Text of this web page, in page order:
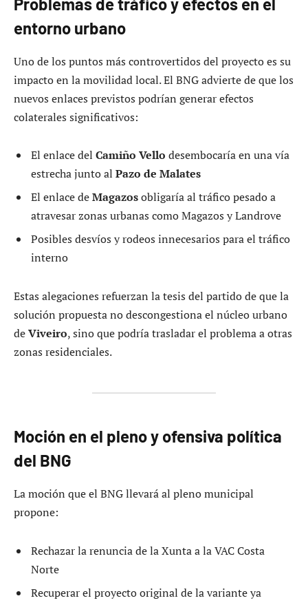
entorno urbano
Uno de los puntos más controvertidos del proyecto es su
impacto en la movilidad local. El BNG advierte de que los
nuevos enlaces previstos podrían generar efectos
colaterales significativos:
El enlace del Camiño Vello desembocaría en una vía
estrecha junto al Pazo de Malates
El enlace deMagazosobligaría al tráfico pesado a
atravesar zonas urbanas como Magazos y Landrove
Posibles desvíos y rodeos innecesarios para el tráfico
interno
Estas alegaciones refuerzan la tesis del partido de que la
solución propuesta no descongestiona el núcleo urbano
deViveiro, sino que podría trasladar el problema a otras
zonas residenciales.
Moción en el pleno y ofensiva política
del BNG
La moción que el BNG llevará al pleno municipal
propone:
Rechazar la renuncia de la Xunta a la VAC Costa
Norte
Recuperar el proyecto original de la variante ya